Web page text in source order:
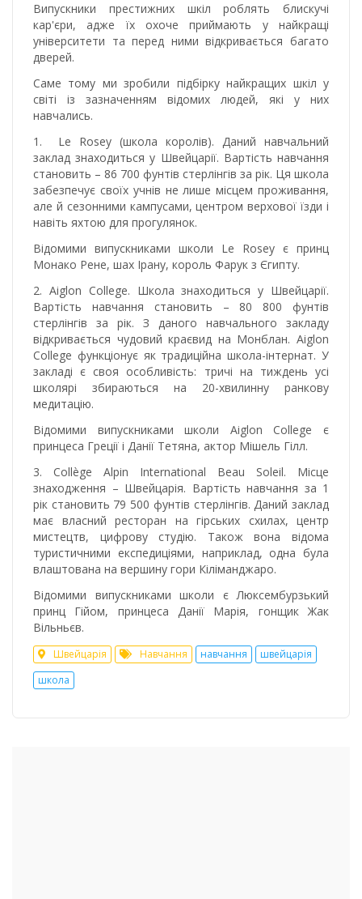
Випускники престижних шкіл роблять блискучі
кар'єри, адже їх охоче приймають у найкращі
університети та перед ними відкривається багато
дверей.
Саме тому ми зробили підбірку найкращих шкіл у
світі із зазначенням відомих людей, які у них
навчались.
1. Le Rosey (школа королів). Даний навчальний
заклад знаходиться у Швейцарії. Вартість навчання
становить – 86 700 фунтів стерлінгів за рік. Ця школа
забезпечує своїх учнів не лише місцем проживання,
але й сезонними кампусами, центром верхової їзди і
навіть яхтою для прогулянок.
Відомими випускниками школи Le Rosey є принц
Монако Рене, шах Ірану, король Фарук з Єгипту.
2. Aiglon College. Школа знаходиться у Швейцарії.
Вартість навчання становить – 80 800 фунтів
стерлінгів за рік. З даного навчального закладу
відкривається чудовий краєвид на Монблан. Aiglon
College функціонує як традиційна школа-інтернат. У
закладі є своя особливість: тричі на тиждень усі
школярі збираються на 20-хвилинну ранкову
медитацію.
Відомими випускниками школи Aiglon College є
принцеса Греції і Данії Тетяна, актор Мішель Гілл.
3. Collège Alpin International Beau Soleil. Місце
знаходження – Швейцарія. Вартість навчання за 1
рік становить 79 500 фунтів стерлінгів. Даний заклад
має власний ресторан на гірських схилах, центр
мистецтв, цифрову студію. Також вона відома
туристичними експедиціями, наприклад, одна була
влаштована на вершину гори Кіліманджаро.
Відомими випускниками школи є Люксембурзький
принц Гійом, принцеса Данії Марія, гонщик Жак
Вільньєв.
Швейцарія Навчання навчання
швейцарія
школа